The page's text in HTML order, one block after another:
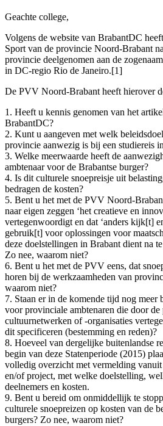
Geachte college,
Volgens de website van BrabantDC
Sport van de provincie Noord-Brabant
provincie deelgenomen aan de
in DC-regio Rio de Janeiro.[1]
De PVV Noord-Brabant heeft hierover
1. Heeft u kennis genomen van het
BrabantDC?
2. Kunt u aangeven met welk
provincie aanwezig is bij een studiereis
3. Welke meerwaarde heeft de
ambtenaar voor de Brabantse burger?
4. Is dit culturele snoepreisje uit
bedragen de kosten?
5. Bent u het met de PVV Noord-
naar eigen zeggen ‘het creatieve en
vertegenwoordigt en dat ‘anders kijk[t]
gebruik[t] voor oplossingen voor
deze doelstellingen in Brabant dient na
Zo nee, waarom niet?
6. Bent u het met de PVV eens, dat
horen bij de werkzaamheden van
waarom niet?
7. Staan er in de komende tijd nog meer
voor provinciale ambtenaren die door
cultuurnetwerken of -organisaties
dit specificeren (bestemming en reden)?
8. Hoeveel van dergelijke buitenlandse
begin van deze Statenperiode (2015)
volledig overzicht met vermelding
en/of project, met welke doelstelling,
deelnemers en kosten.
9. Bent u bereid om onmiddellijk te
culturele snoepreizen op kosten van de
burgers? Zo nee, waarom niet?